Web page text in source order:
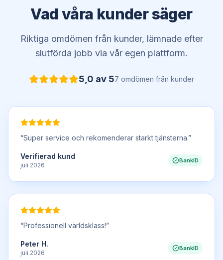
Vad våra kunder säger
Riktiga omdömen från kunder, lämnade efter
slutförda jobb via vår egen plattform.
5,0 av 57 omdömen från kunder
“Super service och rekomenderar starkt tjänsterna.”
Verifierad kund
juli 2026
BankID
“Professionell världsklass!”
Peter H.
juli 2026
BankID